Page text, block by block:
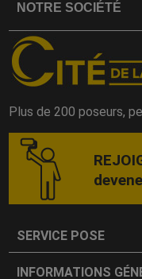
NOTRE SOCIÉTÉ
Plus de 200 poseurs,
SERVICE POSE
INFORMATIONS